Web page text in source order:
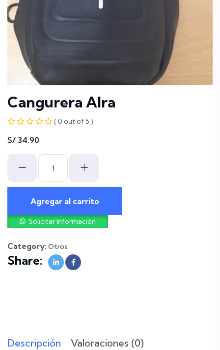
Cangurera Alra
( 0 out of 5 )
S/ 34.90
Agregar al carrito
Solicitar Información
Category: Otros
Share:
Descripción Valoraciones (0)